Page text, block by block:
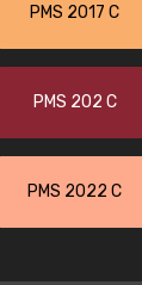
PMS 2017 C
PMS 202 C
PMS 2022 C